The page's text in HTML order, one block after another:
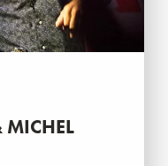
MICHEL